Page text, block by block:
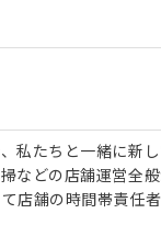
私たちと一緒に新
などの店舗運営全
店舗の時間帯責任